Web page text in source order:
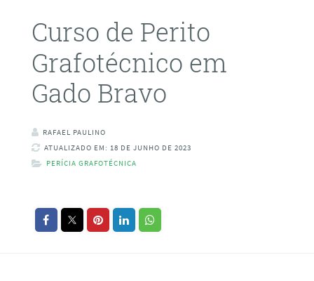
Curso de Perito
Grafotécnico em
Gado Bravo
RAFAEL PAULINO
ATUALIZADO EM: 18 DE JUNHO DE 2023
PERÍCIA GRAFOTÉCNICA